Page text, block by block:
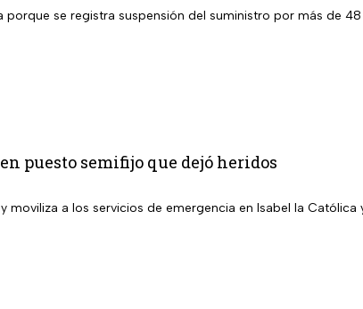
se registra suspensión del suministro por más de 48
puesto semifijo que dejó heridos
a los servicios de emergencia en Isabel la Católica